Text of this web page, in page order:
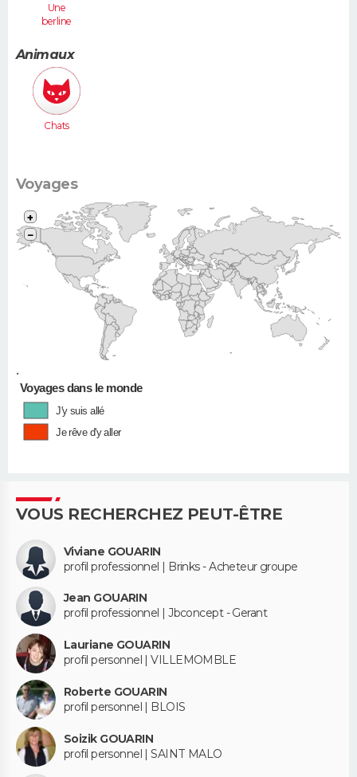
Une
berline
Animaux
Chats
Voyages
•
+
−
Voyages dans le monde
J'y suis allé
Je rêve d'y aller
VOUS RECHERCHEZ PEUT-ÊTRE
Viviane GOUARIN
profil professionnel | Brinks - Acheteur groupe
Jean GOUARIN
profil professionnel | Jbconcept - Gerant
Lauriane GOUARIN
profil personnel | VILLEMOMBLE
Roberte GOUARIN
profil personnel | BLOIS
Soizik GOUARIN
profil personnel | SAINT MALO